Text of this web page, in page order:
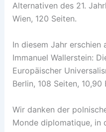
Alternativen des 21.
Wien, 120 Seiten.
In diesem Jahr erschien
Immanuel Wallerstein:
Europäischer
Berlin, 108 Seiten, 10,90
Wir danken der
Monde diplomatique, in